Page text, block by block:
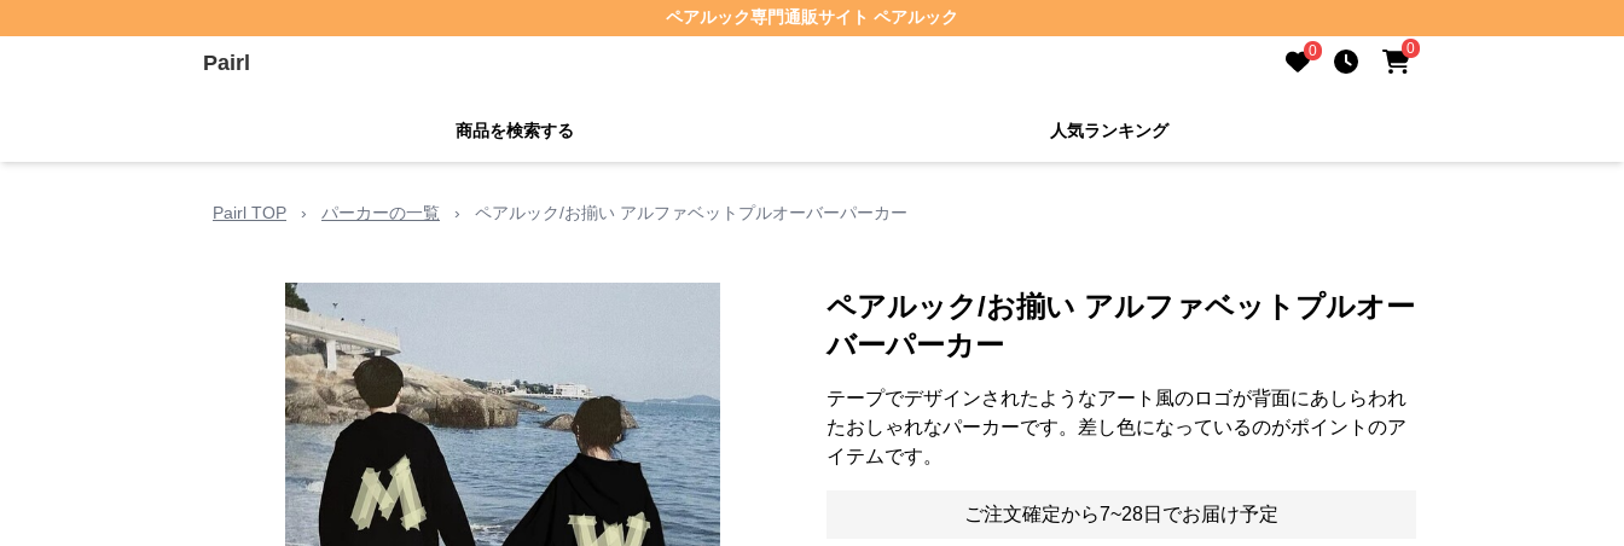
ペアルック専門通販サイト ペアルック
Pairl 0 0
商品を検索する 人気ランキング
Pairl TOP › パーカーの一覧 › ペアルック/お揃い アルファベットプルオーバーパーカー
ペアルック/お揃い アルファベットプルオー
バーパーカー
テープでデザインされたようなアート風のロゴが背面にあしらわれ
たおしゃれなパーカーです。差し色になっているのがポイントのア
イテムです。
ご注文確定から7~28日でお届け予定